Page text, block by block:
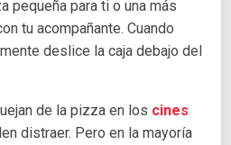
pequeña para ti o una más
tu acompañante. Cuando
deslice la caja debajo del
de la pizza en los cines
distraer. Pero en la mayoría